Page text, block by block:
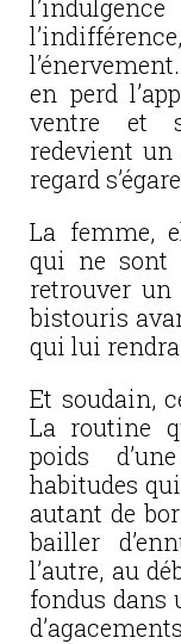
en perd
ventre et
redevient
regard
La femme,
qui ne sont
retrouver un
bistouris
qui lui
Et soudain,
La routine
poids
habitudes
autant de
bailler
l’autre, au
fondus dans